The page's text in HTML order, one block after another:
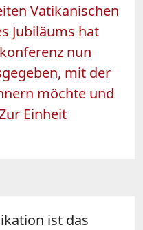
Vatikanischen
Jubiläums hat
nun
mit der
möchte und
Einheit
ist das